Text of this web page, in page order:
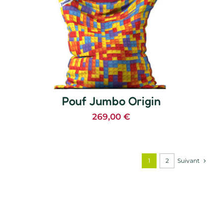
Pouf Jumbo Origin
269,00 €
1 2 Suivant